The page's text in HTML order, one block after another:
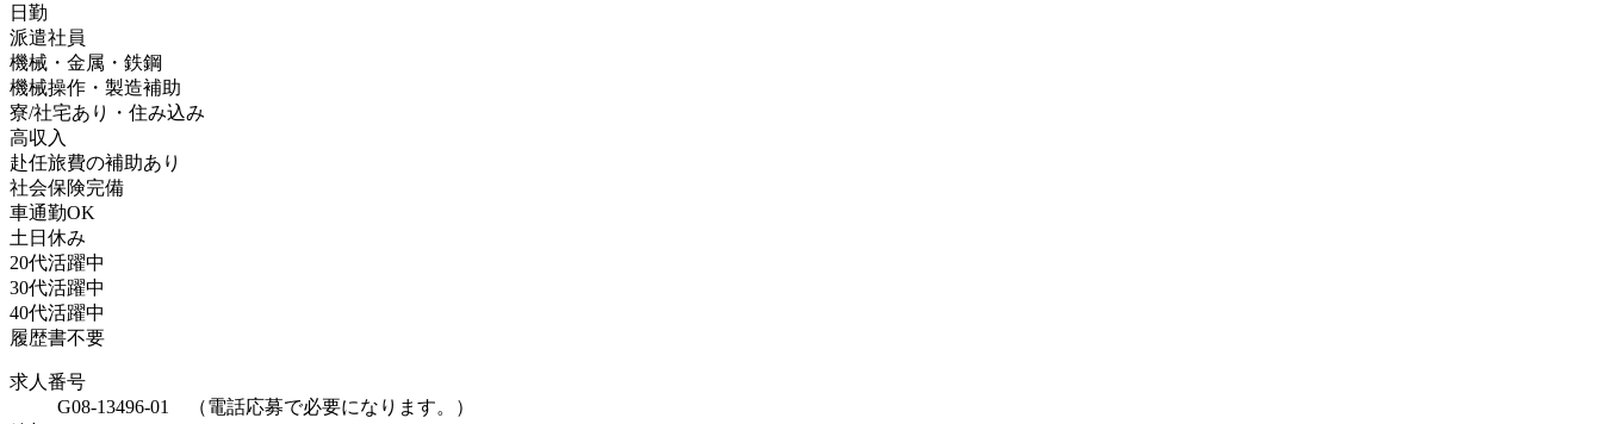
日勤
派遣社員
機械・金属・鉄鋼
機械操作・製造補助
寮/社宅あり・住み込み
高収入
赴任旅費の補助あり
社会保険完備
車通勤OK
土日休み
20代活躍中
30代活躍中
40代活躍中
履歴書不要
求人番号
G08-13496-01 （電話応募で必要になります。）